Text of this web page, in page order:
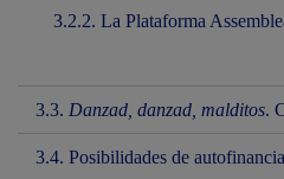
3.2.2. La Plataforma
3.3. Danzad, danzad, malditos.
3.4. Posibilidades de